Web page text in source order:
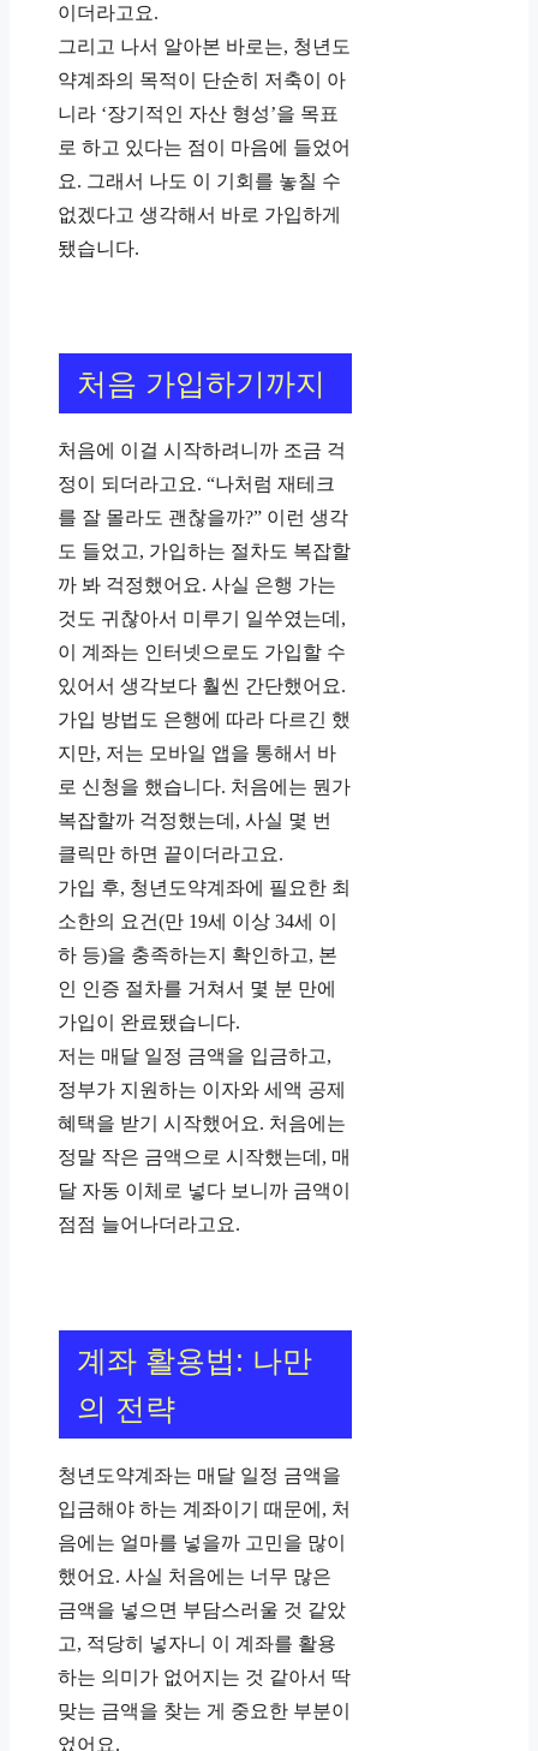
이더라고요.
그리고 나서 알아본 바로는, 청년도
약계좌의 목적이 단순히 저축이 아
니라 ‘장기적인 자산 형성’을 목표
로 하고 있다는 점이 마음에 들었어
요. 그래서 나도 이 기회를 놓칠 수
없겠다고 생각해서 바로 가입하게
됐습니다.
처음 가입하기까지
처음에 이걸 시작하려니까 조금 걱
정이 되더라고요. “나처럼 재테크
를 잘 몰라도 괜찮을까?” 이런 생각
도 들었고, 가입하는 절차도 복잡할
까 봐 걱정했어요. 사실 은행 가는
것도 귀찮아서 미루기 일쑤였는데,
이 계좌는 인터넷으로도 가입할 수
있어서 생각보다 훨씬 간단했어요.
가입 방법도 은행에 따라 다르긴 했
지만, 저는 모바일 앱을 통해서 바
로 신청을 했습니다. 처음에는 뭔가
복잡할까 걱정했는데, 사실 몇 번
클릭만 하면 끝이더라고요.
가입 후, 청년도약계좌에 필요한 최
소한의 요건(만 19세 이상 34세 이
하 등)을 충족하는지 확인하고, 본
인 인증 절차를 거쳐서 몇 분 만에
가입이 완료됐습니다.
저는 매달 일정 금액을 입금하고,
정부가 지원하는 이자와 세액 공제
혜택을 받기 시작했어요. 처음에는
정말 작은 금액으로 시작했는데, 매
달 자동 이체로 넣다 보니까 금액이
점점 늘어나더라고요.
계좌 활용법: 나만
의 전략
청년도약계좌는 매달 일정 금액을
입금해야 하는 계좌이기 때문에, 처
음에는 얼마를 넣을까 고민을 많이
했어요. 사실 처음에는 너무 많은
금액을 넣으면 부담스러울 것 같았
고, 적당히 넣자니 이 계좌를 활용
하는 의미가 없어지는 것 같아서 딱
맞는 금액을 찾는 게 중요한 부분이
었어요.